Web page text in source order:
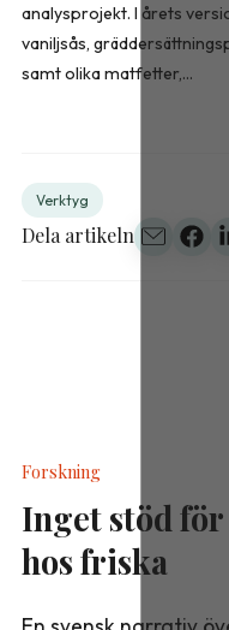
analysprojekt. I årets
vaniljsås,
samt olika matfetter,...
Verktyg
Dela artikeln
Forskning
Inget stöd
hos friska